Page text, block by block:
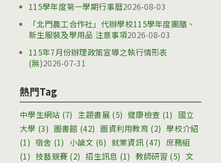
115學年度第一學期行事曆2026-08-03
「北門農工合作社」代辦學校115學年度團膳、
新生服裝及學用品 注意事項2026-08-03
115年7月份辦理政策宣導之執行情形表
(無)2026-07-31
熱門Tag
中學生網站 (7) 主題書展(5) 健康檢查 (1) 國立
大學 (3) 圖書館 (42) 圖資利用教育 (2) 學校介紹
(1) 宿舍 (1) 小論文 (6) 就業資訊 (47) 庶務組
(1) 技藝競賽 (2) 招生訊息 (1) 教師研習 (5) 文